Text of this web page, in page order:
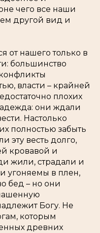
чего все наши
другой вид и
от нашего только в
большинство
власти – крайней
плохих
они ждали
Настолько
полностью забыть
эту весть долго,
кровавой и
жили, страдали и
угоняемы в плен,
бед – но они
Богу. Не
которым
древних